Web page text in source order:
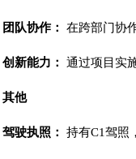
团队协作： 在跨部门协
创新能力： 通过项目实
其他
驾驶执照： 持有C1驾照